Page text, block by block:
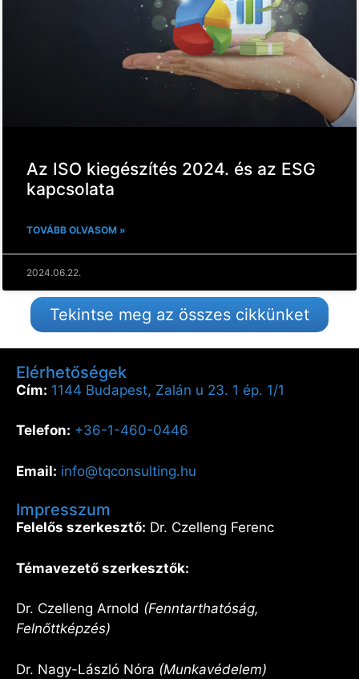
Az ISO kiegészítés 2024. és az ESG
kapcsolata
TOVÁBB OLVASOM »
2024.06.22.
Tekintse meg az összes cikkünket
Elérhetőségek
Cím: 1144 Budapest, Zalán u 23. 1 ép. 1/1
Telefon: +36-1-460-0446
Email: info@tqconsulting.hu
Impresszum
Felelős szerkesztő: Dr. Czelleng Ferenc
Témavezető szerkesztők:
Dr. Czelleng Arnold (Fenntarthatóság,
Felnőttképzés)
Dr. Nagy-László Nóra (Munkavédelem)